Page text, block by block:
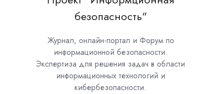
безопасность"
Журнал, онлайн-портал и Форум по
информационной безопасности.
Экспертиза для решения задач в области
информационных технологий и
кибербезопасности.